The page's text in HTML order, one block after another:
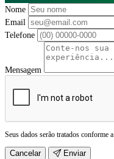
Nome
Email
Telefone
Mensagem
Seus dados serão tratados conforme a
Cancelar Enviar